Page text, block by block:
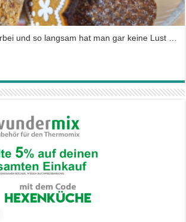
und so langsam hat man gar keine Lust …